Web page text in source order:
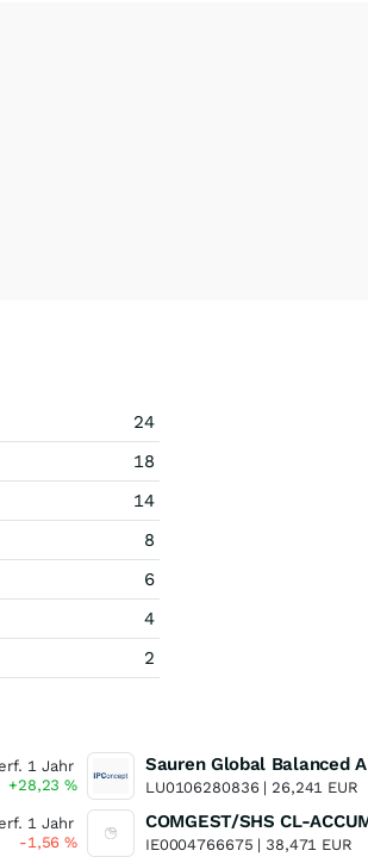
24
18
14
8
6
4
2
1 Jahr
+28,23%
1 Jahr
-1,56%
Sauren Global Balanced A
LU0106280836 | 26,241 EUR
IE0004766675 | 38,471 EUR